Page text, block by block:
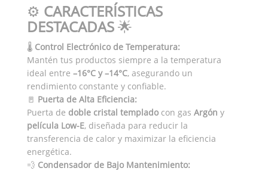
⚙️ CARACTERÍSTICAS
DESTACADAS🌟
🌡️ Control Electrónico de Temperatura:
Mantén tus productos siempre a la temperatura
ideal entre –16°C y –14°C, asegurando un
rendimiento constante y confiable.
🚪 Puerta de Alta Eficiencia:
Puerta de doble cristal templado con gas Argón y
película Low-E, diseñada para reducir la
transferencia de calor y maximizar la eficiencia
energética.
💨 Condensador de Bajo Mantenimiento: